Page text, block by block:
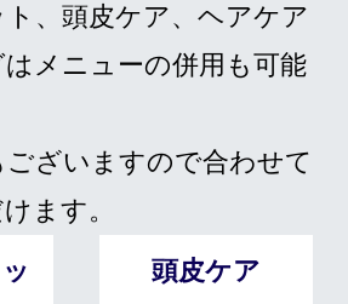
、頭皮ケア、ヘアケア
メニューの併用も可能
ざいますので合わせて
ます。
頭皮ケア